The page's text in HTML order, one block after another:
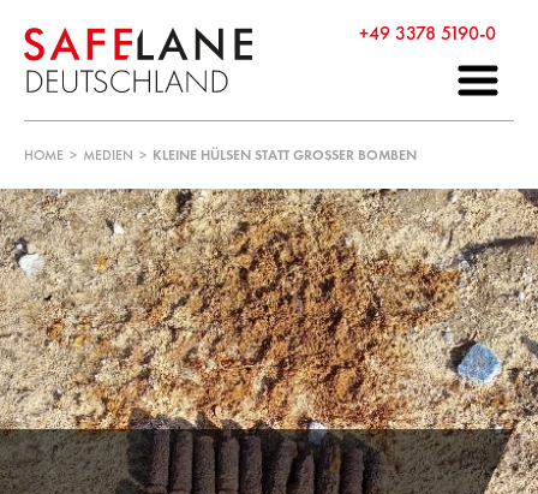
+49 3378 5190-0
HOME > MEDIEN > KLEINE HÜLSEN STATT GROSSER BOMBEN